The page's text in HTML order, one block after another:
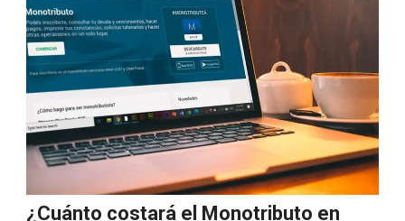
¿Cuánto costará el Monotributo en